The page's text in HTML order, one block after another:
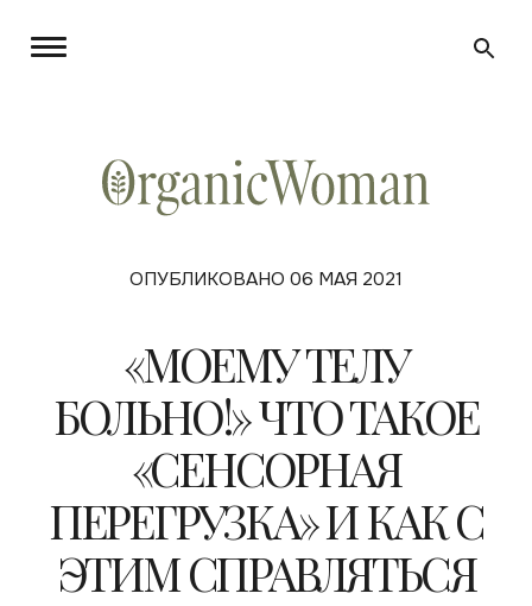
ОПУБЛИКОВАНО 06 МАЯ 2021
«МОЕМУ ТЕЛУ
БОЛЬНО!» ЧТО ТАКОЕ
«СЕНСОРНАЯ
ПЕРЕГРУЗКА» И КАК С
ЭТИМ СПРАВЛЯТЬСЯ